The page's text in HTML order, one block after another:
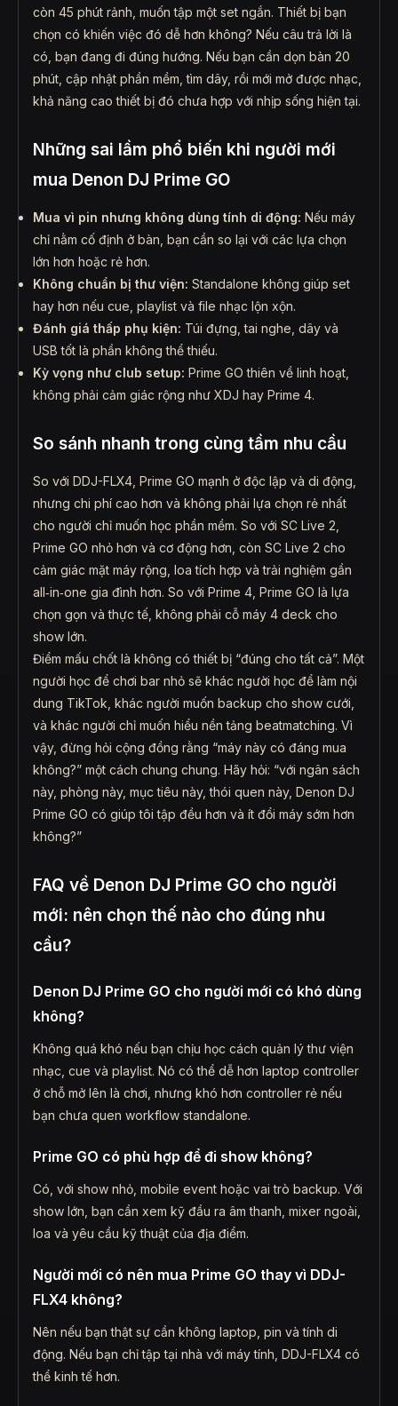
còn 45 phút rảnh, muốn tập một set ngắn. Thiết bị bạn
chọn có khiến việc đó dễ hơn không? Nếu câu trả lời là
có, bạn đang đi đúng hướng. Nếu bạn cần dọn bàn 20
phút, cập nhật phần mềm, tìm dây, rồi mới mở được nhạc,
khả năng cao thiết bị đó chưa hợp với nhịp sống hiện tại.
Những sai lầm phổ biến khi người mới
mua Denon DJ Prime GO
Mua vì pin nhưng không dùng tính di động: Nếu máy
chỉ nằm cố định ở bàn, bạn cần so lại với các lựa chọn
lớn hơn hoặc rẻ hơn.
Không chuẩn bị thư viện: Standalone không giúp set
hay hơn nếu cue, playlist và file nhạc lộn xộn.
Đánh giá thấp phụ kiện: Túi đựng, tai nghe, dây và
USB tốt là phần không thể thiếu.
Kỳ vọng như club setup: Prime GO thiên về linh hoạt,
không phải cảm giác rộng như XDJ hay Prime 4.
So sánh nhanh trong cùng tầm nhu cầu
So với DDJ-FLX4, Prime GO mạnh ở độc lập và di động,
nhưng chi phí cao hơn và không phải lựa chọn rẻ nhất
cho người chỉ muốn học phần mềm. So với SC Live 2,
Prime GO nhỏ hơn và cơ động hơn, còn SC Live 2 cho
cảm giác mặt máy rộng, loa tích hợp và trải nghiệm gần
all‑in‑one gia đình hơn. So với Prime 4, Prime GO là lựa
chọn gọn và thực tế, không phải cỗ máy 4 deck cho
show lớn.
Điểm mấu chốt là không có thiết bị “đúng cho tất cả”. Một
người học để chơi bar nhỏ sẽ khác người học để làm nội
dung TikTok, khác người muốn backup cho show cưới,
và khác người chỉ muốn hiểu nền tảng beatmatching. Vì
vậy, đừng hỏi cộng đồng rằng “máy này có đáng mua
không?” một cách chung chung. Hãy hỏi: “với ngân sách
này, phòng này, mục tiêu này, thói quen này, Denon DJ
Prime GO có giúp tôi tập đều hơn và ít đổi máy sớm hơn
không?”
FAQ về Denon DJ Prime GO cho người
mới: nên chọn thế nào cho đúng nhu
cầu?
Denon DJ Prime GO cho người mới có khó dùng
không?
Không quá khó nếu bạn chịu học cách quản lý thư viện
nhạc, cue và playlist. Nó có thể dễ hơn laptop controller
ở chỗ mở lên là chơi, nhưng khó hơn controller rẻ nếu
bạn chưa quen workflow standalone.
Prime GO có phù hợp để đi show không?
Có, với show nhỏ, mobile event hoặc vai trò backup. Với
show lớn, bạn cần xem kỹ đầu ra âm thanh, mixer ngoài,
loa và yêu cầu kỹ thuật của địa điểm.
Người mới có nên mua Prime GO thay vì DDJ-
FLX4 không?
Nên nếu bạn thật sự cần không laptop, pin và tính di
động. Nếu bạn chỉ tập tại nhà với máy tính, DDJ-FLX4 có
thể kinh tế hơn.